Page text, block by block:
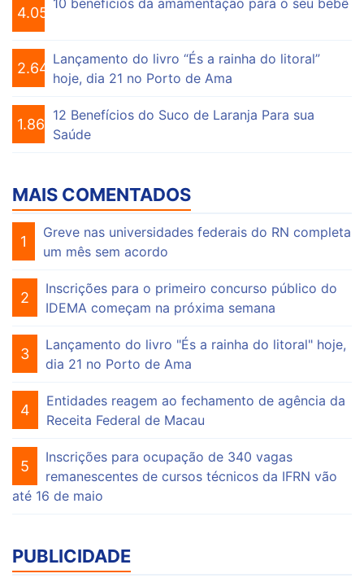
4.055
2.647
Lançamento do livro “És a rainha do litoral”
hoje, dia 21 no Porto de Ama
1.863
12 Benefícios do Suco de Laranja Para sua
Saúde
MAIS COMENTADOS
1
Greve nas universidades federais do RN completa
um mês sem acordo
2
Inscrições para o primeiro concurso público do
IDEMA começam na próxima semana
3
Lançamento do livro "És a rainha do litoral" hoje,
dia 21 no Porto de Ama
4
Entidades reagem ao fechamento de agência da
Receita Federal de Macau
5
Inscrições para ocupação de 340 vagas
remanescentes de cursos técnicos da IFRN vão
até 16 de maio
PUBLICIDADE